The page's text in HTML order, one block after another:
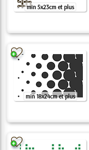
min 5x23cm et plus
min 18x24cm et plus